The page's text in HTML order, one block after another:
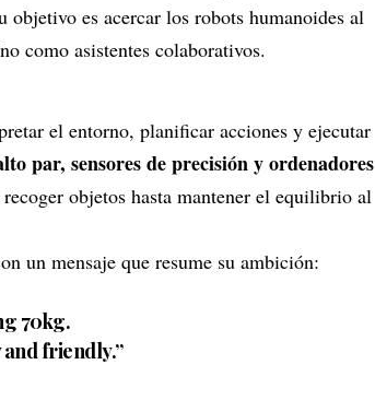
objetivo es acercar los robots humanoides al
como asistentes colaborativos.
el entorno, planificar acciones y ejecutar
par, sensores de precisión y ordenadores
objetos hasta mantener el equilibrio al
un mensaje que resume su ambición:
70kg.
friendly.”